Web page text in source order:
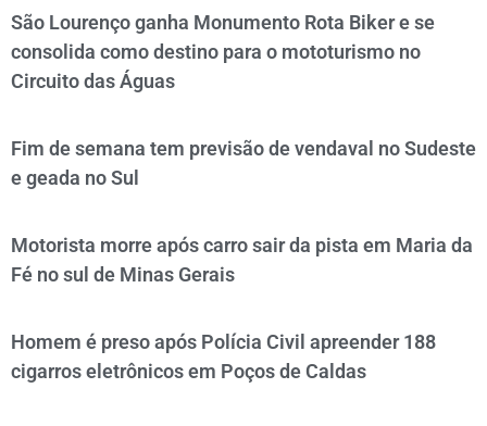
São Lourenço ganha Monumento Rota Biker e se
consolida como destino para o mototurismo no
Circuito das Águas
Fim de semana tem previsão de vendaval no Sudeste
e geada no Sul
Motorista morre após carro sair da pista em Maria da
Fé no sul de Minas Gerais
Homem é preso após Polícia Civil apreender 188
cigarros eletrônicos em Poços de Caldas